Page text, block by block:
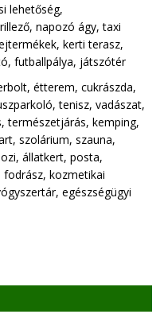
lehetőség,
napozó ágy, taxi
kerti terasz,
futballpálya, játszótér
étterem, cukrászda,
tenisz, vadászat,
természetjárás, kemping,
szolárium, szauna,
állatkert, posta,
kozmetikai
egészségügyi